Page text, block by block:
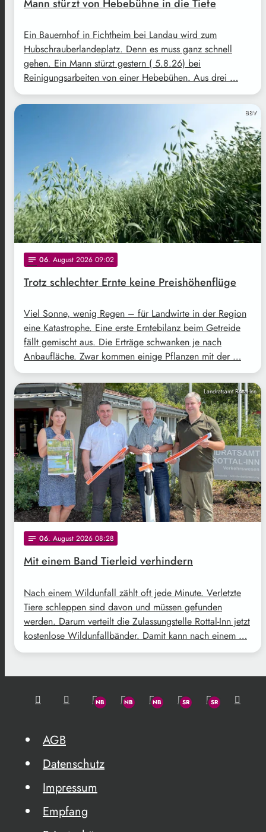
Mann stürzt von Hebebühne in die Tiefe
Ein Bauernhof in Fichtheim bei Landau wird zum
Hubschrauberlandeplatz. Denn es muss ganz schnell
gehen. Ein Mann stürzt gestern ( 5.8.26) bei
Reinigungsarbeiten von einer Hebebühen. Aus drei …
BBV
notes 06. August 2026 09:02
Trotz schlechter Ernte keine Preishöhenflüge
Viel Sonne, wenig Regen – für Landwirte in der Region
eine Katastrophe. Eine erste Erntebilanz beim Getreide
fällt gemischt aus. Die Erträge schwanken je nach
Anbaufläche. Zwar kommen einige Pflanzen mit der …
Landratsamt Rottal-Inn
notes 06. August 2026 08:28
Mit einem Band Tierleid verhindern
Nach einem Wildunfall zählt oft jede Minute. Verletzte
Tiere schleppen sind davon und müssen gefunden
werden. Darum verteilt die Zulassungstelle Rottal-Inn jetzt
kostenlose Wildunfallbänder. Damit kann nach einem …
AGB
Datenschutz
Impressum
Empfang